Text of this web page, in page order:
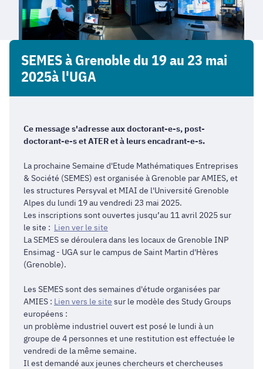
SEMES à Grenoble du 19 au 23 mai
2025à l'UGA
Ce message s'adresse aux doctorant-e-s, post-
doctorant-e-s et ATER et à leurs encadrant-e-s.
La prochaine Semaine d'Etude Mathématiques Entreprises
& Société (SEMES) est organisée à Grenoble par AMIES, et
les structures Persyval et MIAI de l'Université Grenoble
Alpes du lundi 19 au vendredi 23 mai 2025.
Les inscriptions sont ouvertes jusqu’au 11 avril 2025 sur
le site : Lien ver le site
La SEMES se déroulera dans les locaux de Grenoble INP
Ensimag - UGA sur le campus de Saint Martin d'Hères
(Grenoble).
Les SEMES sont des semaines d'étude organisées par
AMIES : Lien vers le site sur le modèle des Study Groups
européens :
un problème industriel ouvert est posé le lundi à un
groupe de 4 personnes et une restitution est effectuée le
vendredi de la même semaine.
Il est demandé aux jeunes chercheurs et chercheuses